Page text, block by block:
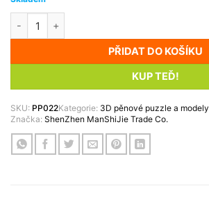
PŘIDAT DO KOŠÍKU
KUP TEĎ!
SKU: PP022Kategorie: 3D pěnové puzzle a modely
Značka: ShenZhen ManShiJie Trade Co.